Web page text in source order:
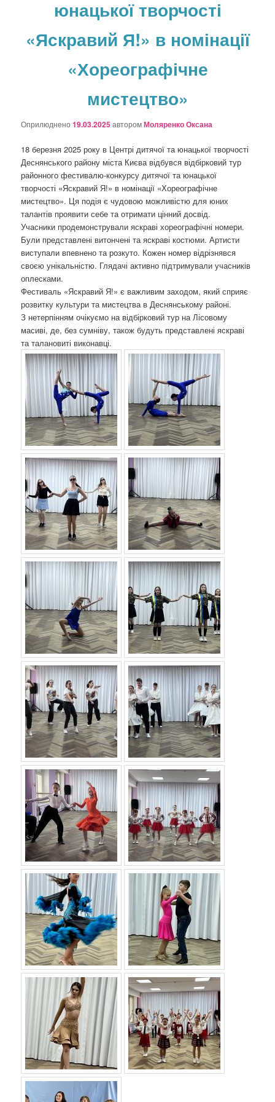
з
с
х
юнацької творчості
«Яскравий Я!» в номінації
«Хореографічне
мистецтво»
Оприлюднено19.03.2025 авторомМоляренко Оксана
18 березня 2025 року в Центрі дитячої та юнацької творчості
Деснянського району міста Києва відбувся відбірковий тур
районного фестивалю-конкурсу дитячої та юнацької
творчості «Яскравий Я!» в номінації «Хореографічне
мистецтво». Ця подія є чудовою можливістю для юних
талантів проявити себе та отримати цінний досвід.
Учасники продемонстрували яскраві хореографічні номери.
Були представлені витончені та яскраві костюми. Артисти
виступали впевнено та розкуто. Кожен номер відрізнявся
своєю унікальністю. Глядачі активно підтримували учасників
оплесками.
Фестиваль «Яскравий Я!» є важливим заходом, який сприяє
розвитку культури та мистецтва в Деснянському районі.
З нетерпінням очікуємо на відбірковий тур на Лісовому
масиві, де, без сумніву, також будуть представлені яскраві
та талановиті виконавці.